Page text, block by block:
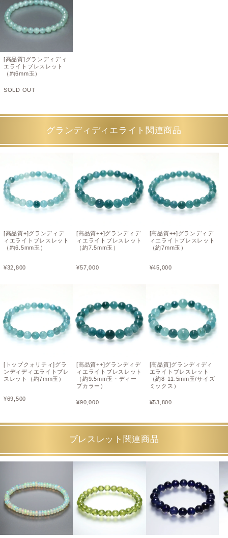
[高品質]グランディディ
エライトブレスレット
（約6mm玉）
SOLD OUT
グランディディエライト関連商品
[高品質+]グランディデ
ィエライトブレスレット
（約6.5mm玉）
¥32,800
[トップクォリティ]グラ
ンディディエライトブレ
スレット（約7mm玉）
¥69,500
[高品質++]グランディデ
ィエライトブレスレット
（約7.5mm玉）
¥57,000
[高品質++]グランディデ
ィエライトブレスレット
（約9.5mm玉・ディー
プカラー）
¥90,000
[高品質++]グランディデ
ィエライトブレスレット
（約7mm玉）
¥45,000
[高品質]グランディディ
エライトブレスレット
（約8-11.5mm玉/サイズ
ミックス）
¥53,800
ブレスレット関連商品